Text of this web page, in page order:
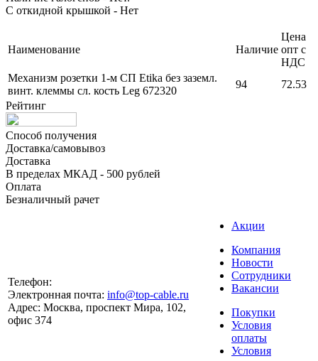
С откидной крышкой - Нет
Наименование Наличие
Цена
опт с
НДС
Механизм розетки 1-м СП Etika без заземл.
винт. клеммы сл. кость Leg 672320
94
72.53
Рейтинг
Способ получения
Доставка/самовывоз
Доставка
В пределах МКАД - 500 рублей
Оплата
Безналичный рачет
Телефон:
Электронная почта: info@top-cable.ru
Адрес: Москва, проспект Мира, 102,
офис 374
Акции
Компания
Новости
Сотрудники
Вакансии
Покупки
Условия
оплаты
Условия